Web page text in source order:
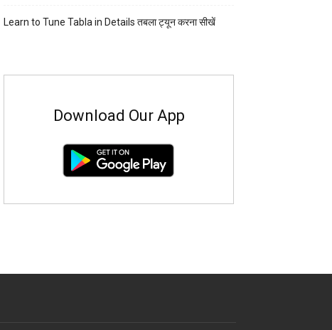
Learn to Tune Tabla in Details तबला ट्यून करना सीखें
Download Our App